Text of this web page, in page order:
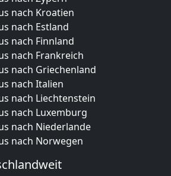
nach Kroatien
nach Estland
nach Finnland
nach Frankreich
nach Griechenland
nach Italien
nach Liechtenstein
nach Luxemburg
nach Niederlande
nach Norwegen